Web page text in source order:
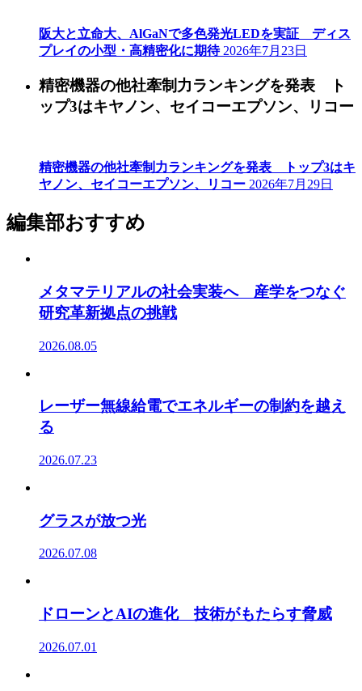
阪大と立命大、AlGaNで多色発光LEDを実証 ディス
プレイの小型・高精密化に期待 2026年7月23日
精密機器の他社牽制力ランキングを発表 ト
ップ3はキヤノン、セイコーエプソン、リコー
精密機器の他社牽制力ランキングを発表 トップ3はキ
ヤノン、セイコーエプソン、リコー 2026年7月29日
編集部おすすめ
メタマテリアルの社会実装へ 産学をつなぐ
研究革新拠点の挑戦
2026.08.05
レーザー無線給電でエネルギーの制約を越え
る
2026.07.23
グラスが放つ光
2026.07.08
ドローンとAIの進化 技術がもたらす脅威
2026.07.01